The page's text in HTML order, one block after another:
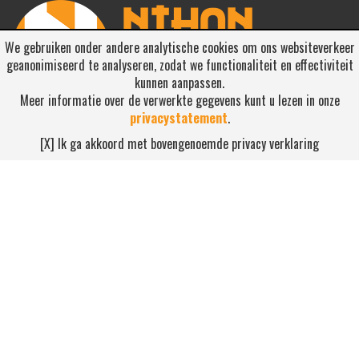
We gebruiken onder andere analytische cookies om ons websiteverkeer
geanonimiseerd te analyseren, zodat we functionaliteit en effectiviteit
kunnen aanpassen.
Meer informatie over de verwerkte gegevens kunt u lezen in onze
privacystatement.
[X] Ik ga akkoord met bovengenoemde privacy verklaring